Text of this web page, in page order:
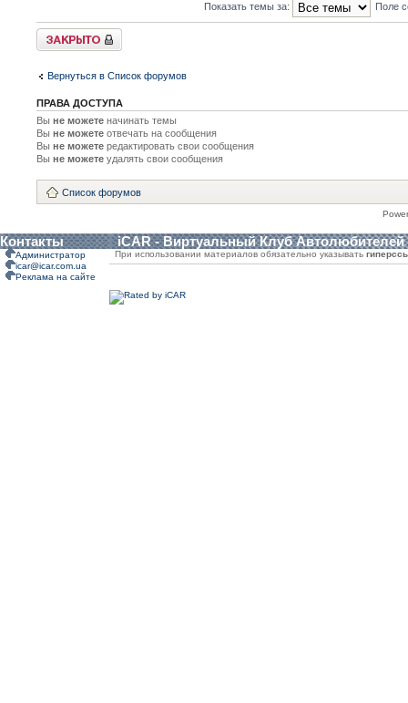
Показать темы за: Поле
Форум закрыт
Вернуться в Список форумов
ПРАВА ДОСТУПА
Вы не можете начинать темы
Вы не можете отвечать на сообщения
Вы не можете редактировать свои сообщения
Вы не можете удалять свои сообщения
Список форумов
Контакты iCAR - Виртуальный Клуб Автолюбителей
Администратор
icar@icar.com.ua
Реклама на сайте
При использовании материалов обязательно указывать